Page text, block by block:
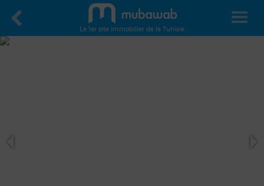
Le 1er site immobilier de la Tunisie